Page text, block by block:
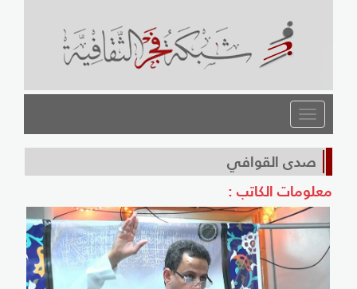
القائمة
صدى القوافي
معلومات الكاتب :